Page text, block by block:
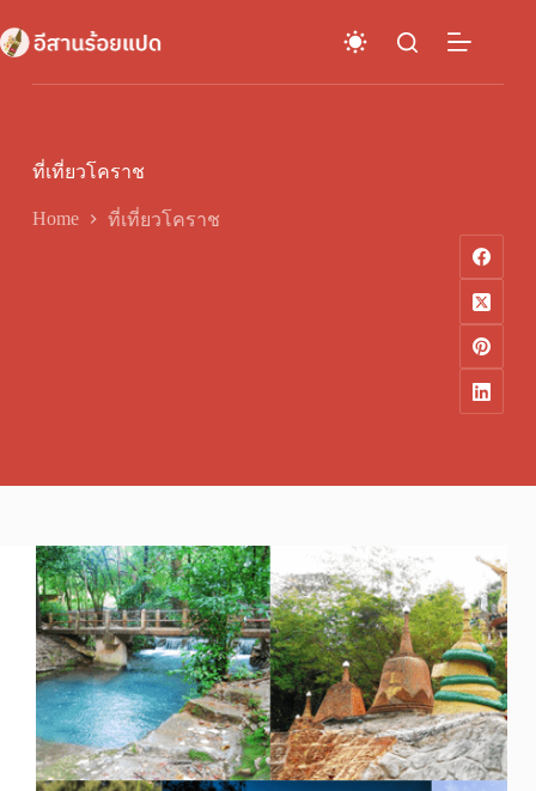
to
content
ที่เที่ยวโคราช
Home ที่เที่ยวโคราช